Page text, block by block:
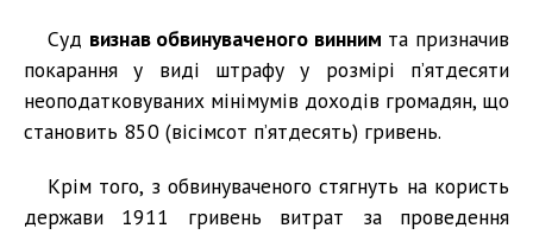
Суд визнав обвинуваченого винним та призначив
покарання у виді штрафу у розмірі п’ятдесяти
неоподатковуваних мінімумів доходів громадян, що
становить 850 (вісімсот п’ятдесять) гривень.
Крім того, з обвинуваченого стягнуть на користь
держави 1911 гривень витрат за проведення